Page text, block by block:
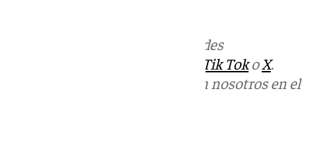
en las redes
Tik TokoX.
Puedes ponerte en contacto con nosotros en el